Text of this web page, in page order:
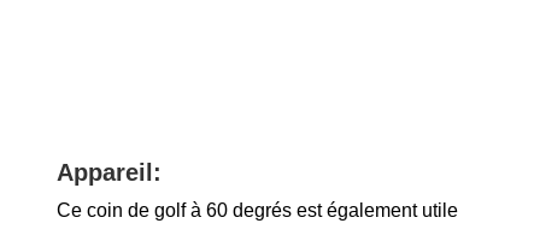
Appareil:
Ce coin de golf à 60 degrés est également utile